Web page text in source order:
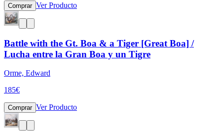
Comprar Ver Producto
Battle with the Gt. Boa & a Tiger [Great Boa] /
Lucha entre la Gran Boa y un Tigre
Orme, Edward
185€
Comprar Ver Producto